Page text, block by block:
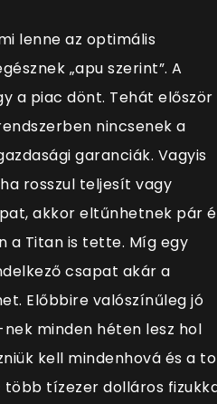
lenne az optimális
„apu szerint”. A
a piac dönt. Tehát először
nincsenek a
garanciák. Vagyis
rosszul teljesít vagy
akkor eltűnhetnek pár
a Titan is tette. Míg egy
csapat akár a
Előbbire valószínűleg jó
nek minden héten lesz hol
kell mindenhová és a
több tízezer dolláros